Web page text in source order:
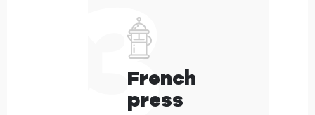
French
press